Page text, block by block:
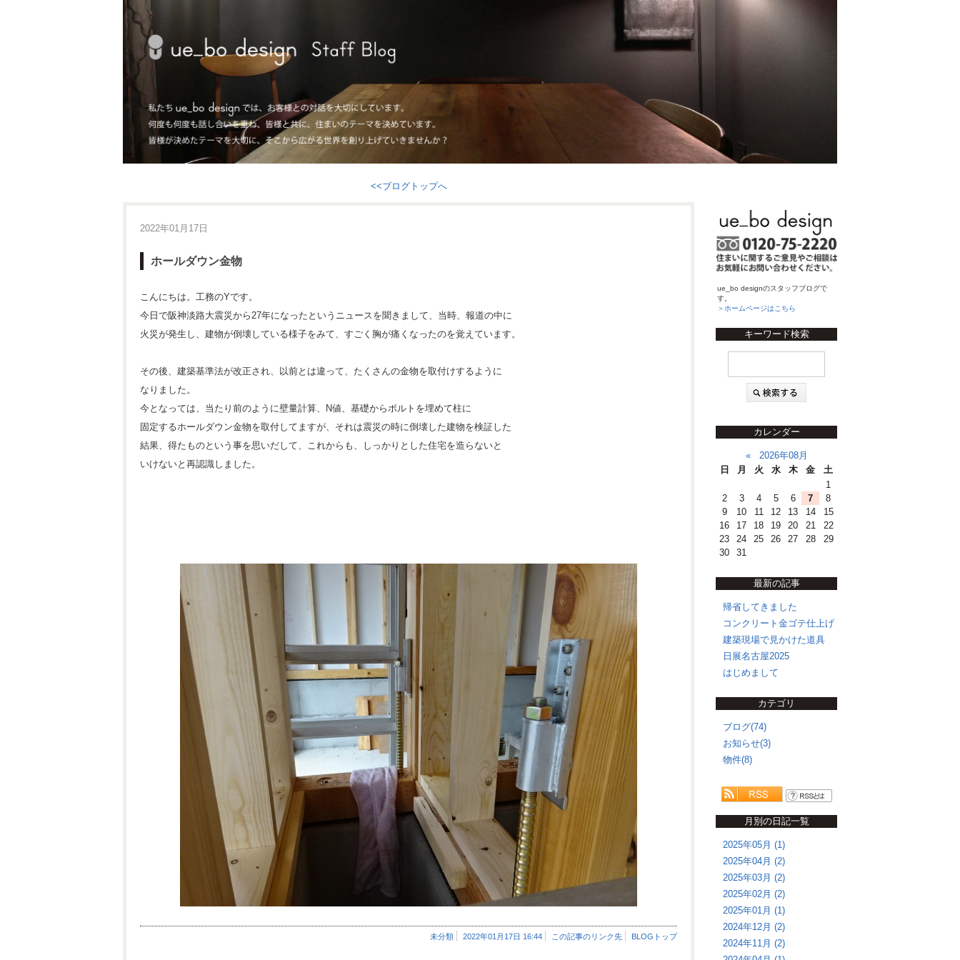
<<ブログトップへ
2022年01月17日
ホールダウン金物
こんにちは。工務のYです。
今日で阪神淡路大震災から27年になったというニュースを聞きまして、当時、報道の中に
火災が発生し、建物が倒壊している様子をみて、すごく胸が痛くなったのを覚えています。
その後、建築基準法が改正され、以前とは違って、たくさんの金物を取付けするように
なりました。
今となっては、当たり前のように壁量計算、N値、基礎からボルトを埋めて柱に
固定するホールダウン金物を取付してますが、それは震災の時に倒壊した建物を検証した
結果、得たものという事を思いだして、これからも、しっかりとした住宅を造らないと
いけないと再認識しました。
未分類 2022年01月17日 16:44 この記事のリンク先 BLOGトップ
ue_bo designのスタッフブログで
す。
＞ホームページはこちら
キーワード検索
カレンダー
«
2026年08月
日
月 火 水 木 金
土
1
2
3 4 5 6 7
8
9
10 11 12 13 14
15
16
17 18 19 20 21
22
23
24 25 26 27 28
29
30
31
最新の記事
帰省してきました
コンクリート金ゴテ仕上げ
建築現場で見かけた道具
日展名古屋2025
はじめまして
カテゴリ
ブログ(74)
お知らせ(3)
物件(8)
月別の日記一覧
2025年05月 (1)
2025年04月 (2)
2025年03月 (2)
2025年02月 (2)
2025年01月 (1)
2024年12月 (2)
2024年11月 (2)